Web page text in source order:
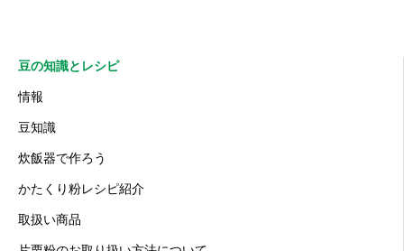
豆の知識とレシピ
情報
豆知識
炊飯器で作ろう
かたくり粉レシピ紹介
取扱い商品